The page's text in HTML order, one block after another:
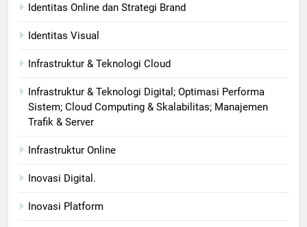
Identitas Online dan Strategi Brand
Identitas Visual
Infrastruktur & Teknologi Cloud
Infrastruktur & Teknologi Digital; Optimasi Performa
Sistem; Cloud Computing & Skalabilitas; Manajemen
Trafik & Server
Infrastruktur Online
Inovasi Digital.
Inovasi Platform